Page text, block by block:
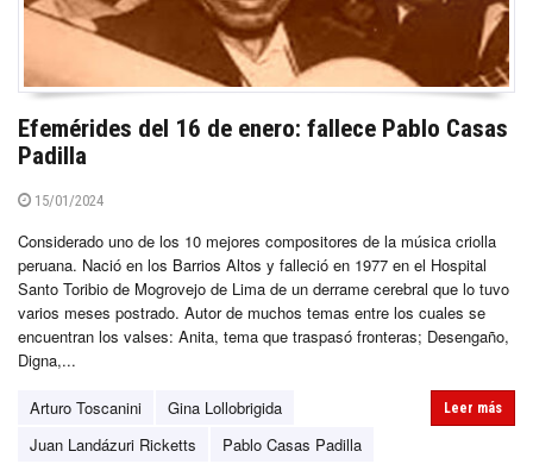
Efemérides del 16 de enero: fallece Pablo Casas
Padilla
15/01/2024
Considerado uno de los 10 mejores compositores de la música criolla
peruana. Nació en los Barrios Altos y falleció en 1977 en el Hospital
Santo Toribio de Mogrovejo de Lima de un derrame cerebral que lo tuvo
varios meses postrado. Autor de muchos temas entre los cuales se
encuentran los valses: Anita, tema que traspasó fronteras; Desengaño,
Digna,...
Arturo Toscanini
Gina Lollobrigida
Juan Landázuri Ricketts
Pablo Casas Padilla
Leer más